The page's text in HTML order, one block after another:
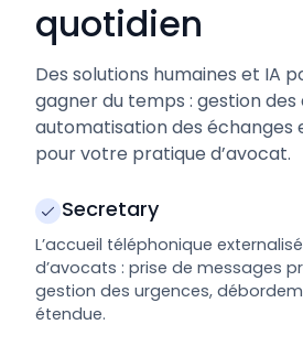
quotidien
Des solutions humaines et IA
gagner du temps : gestion des
automatisation des échanges
pour votre pratique d’avocat.
Secretary
L’accueil téléphonique
d’avocats : prise de messages
gestion des urgences,
étendue.